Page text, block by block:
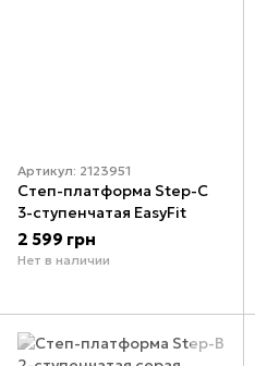
Артикул: 2123951
Степ-платформа Step-С
3-ступенчатая EasyFit
2 599 грн
Нет в наличии